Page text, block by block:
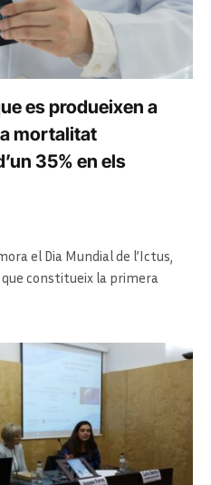
es produeixen a
mortalitat
35% en els
el Dia Mundial de l’Ictus,
constitueix la primera